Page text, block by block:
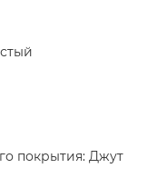
покрытия: Джут